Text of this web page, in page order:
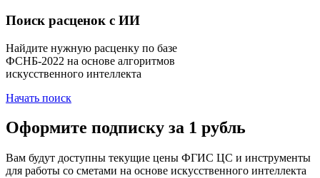
Поиск расценок с ИИ
Найдите нужную расценку по базе
ФСНБ-2022 на основе алгоритмов
искусственного интеллекта
Начать поиск
Оформите подписку за 1 рубль
Вам будут доступны текущие цены ФГИС ЦС и инструменты
для работы со сметами на основе искусственного интеллекта